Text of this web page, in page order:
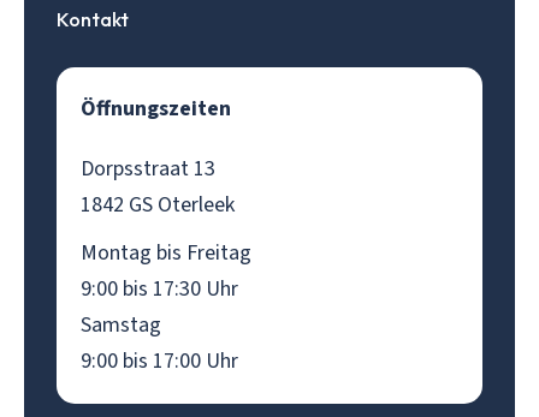
Kontakt
Öffnungszeiten
Dorpsstraat 13
1842 GS Oterleek
Montag bis Freitag
9:00 bis 17:30 Uhr
Samstag
9:00 bis 17:00 Uhr